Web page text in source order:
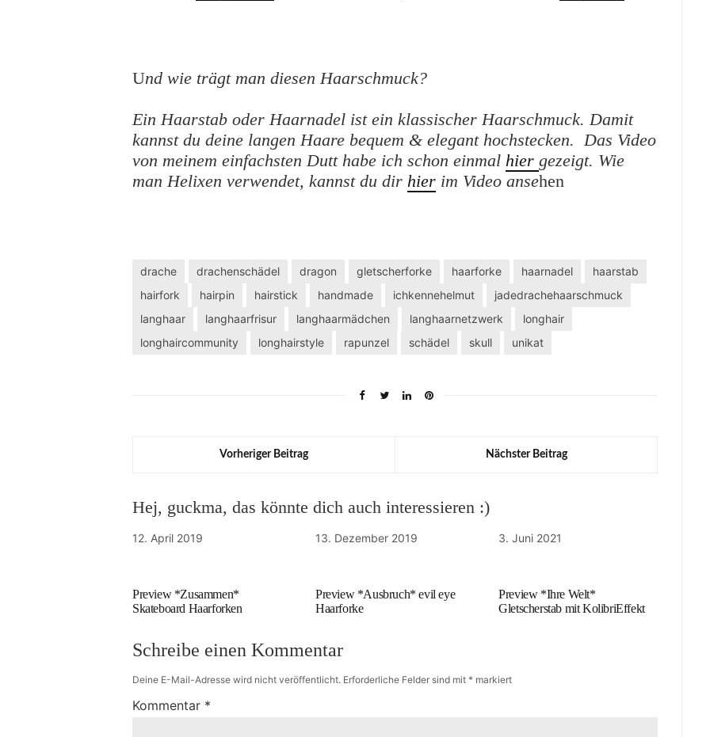
Und wie trägt man diesen Haarschmuck?
Ein Haarstab oder Haarnadel ist ein klassischer Haarschmuck. Damit
kannst du deine langen Haare bequem & elegant hochstecken. Das Video
von meinem einfachsten Dutt habe ich schon einmal hier gezeigt. Wie
man Helixen verwendet, kannst du dir hier im Video ansehen
drache drachenschädel dragon gletscherforke haarforke haarnadel
haarstab
hairfork
hairpin hairstick handmade ichkennehelmut
jadedrachehaarschmuck
langhaar
langhaarfrisur langhaarmädchen langhaarnetzwerk
longhair
longhaircommunity
longhairstyle rapunzel schädel skull unikat
Vorheriger Beitrag Nächster Beitrag
Hej, guckma, das könnte dich auch interessieren :)
12. April 2019
Preview *Zusammen*
Skateboard Haarforken
13. Dezember 2019
Preview *Ausbruch* evil eye
Haarforke
3. Juni 2021
Preview *Ihre Welt*
Gletscherstab mit KolibriEffekt
Schreibe einen Kommentar
Deine E-Mail-Adresse wird nicht veröffentlicht. Erforderliche Felder sind mit * markiert
Kommentar *